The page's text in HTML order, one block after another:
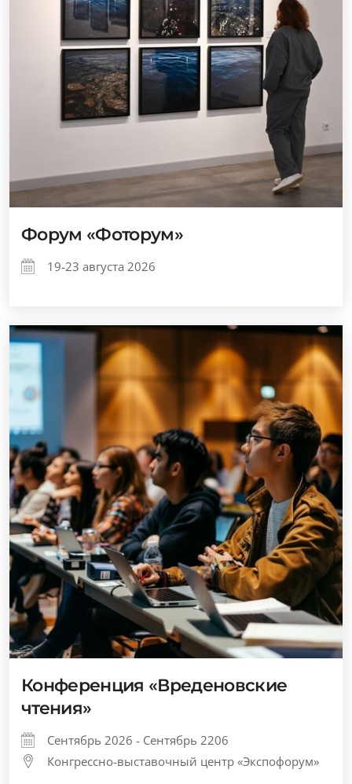
Форум «Фоторум»
19-23 августа 2026
Конференция «Вреденовские
чтения»
Сентябрь 2026 - Сентябрь 2206
Конгрессно-выставочный центр «Экспофорум»